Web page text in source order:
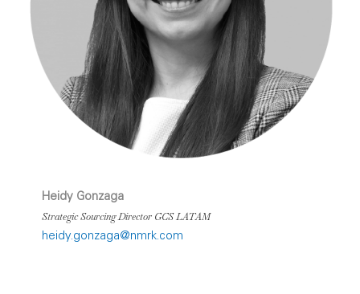
Heidy Gonzaga
Strategic Sourcing Director GCS LATAM
heidy.gonzaga@nmrk.com